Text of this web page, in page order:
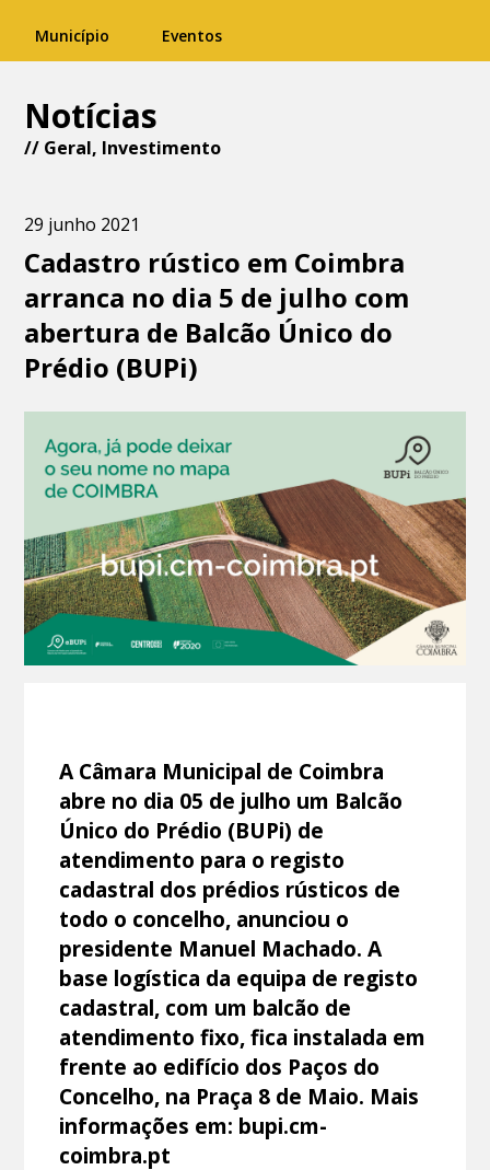
Município Eventos
Notícias
// Geral, Investimento
29 junho 2021
Cadastro rústico em Coimbra
arranca no dia 5 de julho com
abertura de Balcão Único do
Prédio (BUPi)
A Câmara Municipal de Coimbra
abre no dia 05 de julho um Balcão
Único do Prédio (BUPi) de
atendimento para o registo
cadastral dos prédios rústicos de
todo o concelho, anunciou o
presidente Manuel Machado. A
base logística da equipa de registo
cadastral, com um balcão de
atendimento fixo, fica instalada em
frente ao edifício dos Paços do
Concelho, na Praça 8 de Maio. Mais
informações em: bupi.cm-
coimbra.pt